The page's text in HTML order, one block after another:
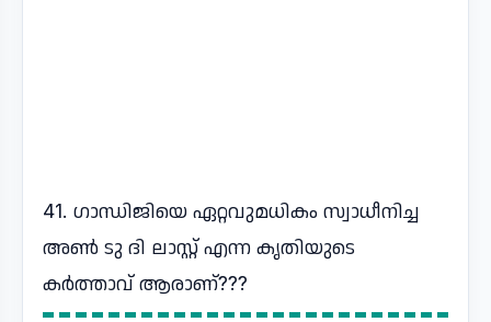
41. ഗാന്ധിജിയെ ഏറ്റവുമധികം സ്വാധീനിച്ച
അൺ ടു ദി ലാസ്റ്റ് എന്ന കൃതിയുടെ
കർത്താവ് ആരാണ്???